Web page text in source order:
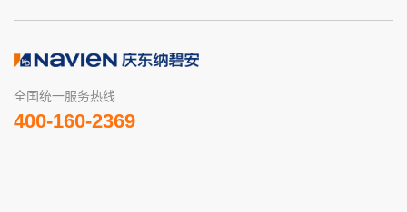
全国统一服务热线
400-160-2369